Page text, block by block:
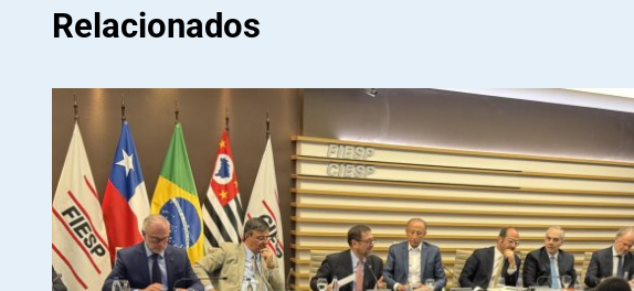
Relacionados